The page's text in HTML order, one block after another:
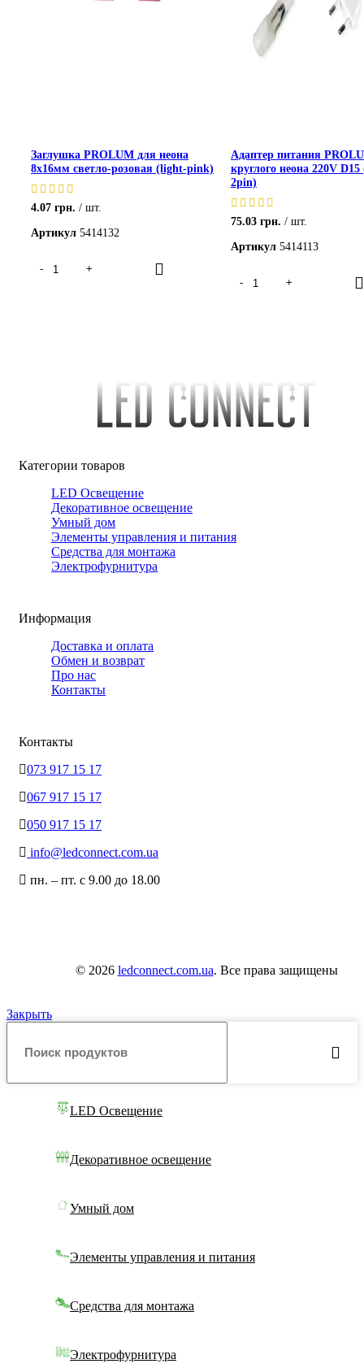
Заглушка PROLUM для неона
8х16мм светло-розовая (light-pink)
4.07 грн.
шт.
Артикул 5414132
Адаптер питания
круглого неона 220V D15
2pin)
75.03 грн.
шт.
Артикул 5414113
Категории товаров
LED Освещение
Декоративное освещение
Умный дом
Элементы управления и питания
Средства для монтажа
Электрофурнитура
Информация
Доставка и оплата
Обмен и возврат
Про нас
Контакты
Контакты
073 917 15 17
067 917 15 17
050 917 15 17
info@ledconnect.com.ua
пн. – пт. с 9.00 до 18.00
© 2026 ledconnect.com.ua. Все права защищены
Закрыть
LED Освещение
Декоративное освещение
Умный дом
Элементы управления и питания
Средства для монтажа
Электрофурнитура